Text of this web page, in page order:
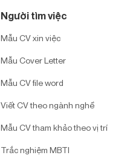
Người tìm việc
Mẫu CV xin việc
Mẫu Cover Letter
Mẫu CV file word
Viết CV theo ngành nghề
Mẫu CV tham khảo theo vị trí
Trắc nghiệm MBTI